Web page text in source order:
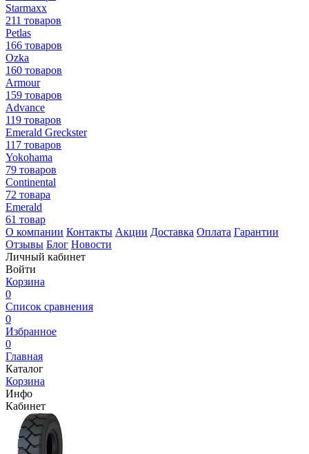
Starmaxx
211 товаров
Petlas
166 товаров
Ozka
160 товаров
Armour
159 товаров
Advance
119 товаров
Emerald Greckster
117 товаров
Yokohama
79 товаров
Continental
72 товара
Emerald
61 товар
О компании Контакты Акции Доставка Оплата Гарантии
Отзывы Блог Новости
Личный кабинет
Войти
Корзина
0
Список сравнения
0
Избранное
0
Главная
Каталог
Корзина
Инфо
Кабинет